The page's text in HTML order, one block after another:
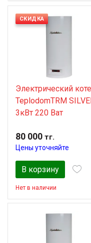
СКИДКА
Электрический
TeplodomTRM
3кВт 220 Ват
80 000 тг.
Цены уточняйте
В корзину
Нет в наличии